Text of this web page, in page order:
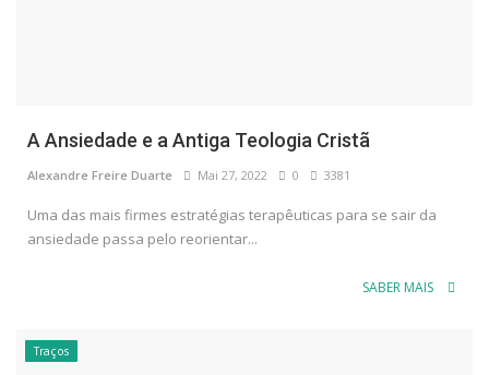
A Ansiedade e a Antiga Teologia Cristã
Alexandre Freire Duarte Mai 27, 2022 0 3381
Uma das mais firmes estratégias terapêuticas para se sair da
ansiedade passa pelo reorientar...
SABER MAIS
Traços